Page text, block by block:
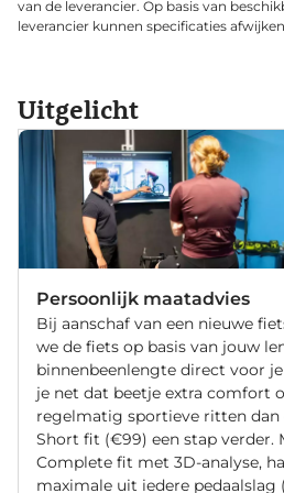
van de leverancier. Op basis van
leverancier kunnen specificaties
Uitgelicht
Persoonlijk maatadvies
Bij aanschaf van een nieuwe
we de fiets op basis van jouw
binnenbeenlengte direct voor
je net dat beetje extra comfort
regelmatig sportieve ritten dan
Short fit (€99) een stap verder.
Complete fit met 3D-analyse,
maximale uit iedere pedaalslag